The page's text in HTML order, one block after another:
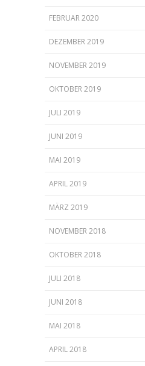
FEBRUAR 2020
DEZEMBER 2019
NOVEMBER 2019
OKTOBER 2019
JULI 2019
JUNI 2019
MAI 2019
APRIL 2019
MÄRZ 2019
NOVEMBER 2018
OKTOBER 2018
JULI 2018
JUNI 2018
MAI 2018
APRIL 2018